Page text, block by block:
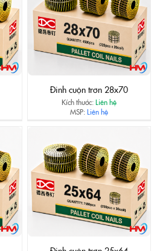
Đinh cuộn trơn 28x70
Kích thước:Liên hệ
MSP:Liên hệ